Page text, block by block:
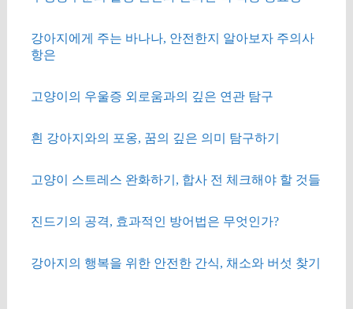
강아지에게 주는 바나나, 안전한지 알아보자 주의사
항은
고양이의 우울증 외로움과의 깊은 연관 탐구
흰 강아지와의 포옹, 꿈의 깊은 의미 탐구하기
고양이 스트레스 완화하기, 합사 전 체크해야 할 것들
진드기의 공격, 효과적인 방어법은 무엇인가?
강아지의 행복을 위한 안전한 간식, 채소와 버섯 찾기